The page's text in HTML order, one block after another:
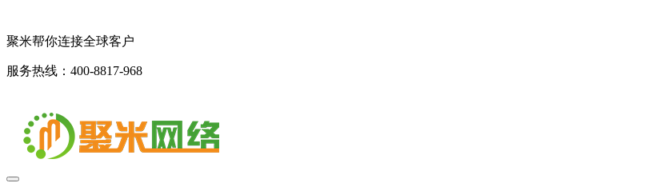
聚米帮你连接全球客户
服务热线：400-8817-968